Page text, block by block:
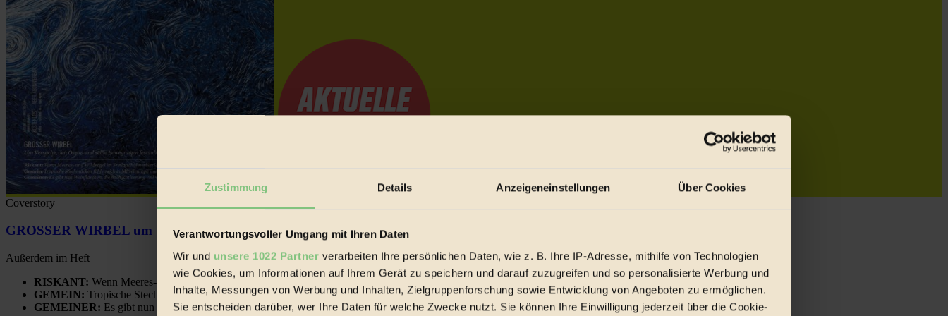
Zustimmung Details Anzeigeneinstellungen Über Cookies
Verantwortungsvoller Umgang mit Ihren Daten
Wir und unsere 1022 Partner verarbeiten Ihre persönlichen Daten, wie z. B. Ihre IP-Adresse, mithilfe von Technologien
wie Cookies, um Informationen auf Ihrem Gerät zu speichern und darauf zuzugreifen und so personalisierte Werbung und
Inhalte, Messungen von Werbung und Inhalten, Zielgruppenforschung sowie Entwicklung von Angeboten zu ermöglichen.
Sie entscheiden darüber, wer Ihre Daten für welche Zwecke nutzt. Sie können Ihre Einwilligung jederzeit über die Cookie-
Coverstory
GROSSER WIRBEL um Versuche, den Ozean und seine Bewegungen festzuhalten.
Außerdem im Heft
RISKANT: Wenn Meeres- und Wildvögel im Freilandhühnerbetrieb vorbeischauen.
GEMEIN: Tropische Stechmücken fühlen sich in Mitteleuropa inziwschen oft zu Hause.
GEMEINER: Es gibt nun Weinflaschen, die nach Entleerung voll wieder zu dir zurückkommen.